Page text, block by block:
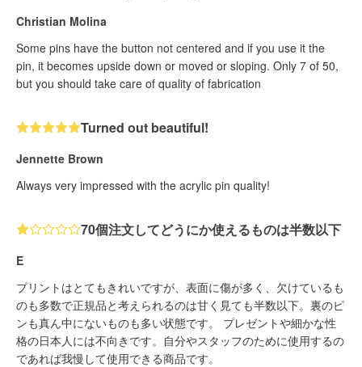
Christian Molina
Some pins have the button not centered and if you use it the
pin, it becomes upside down or moved or sloping. Only 7 of 50,
but you should take care of quality of fabrication
Turned out beautiful!
Jennette Brown
Always very impressed with the acrylic pin quality!
70個注文してどうにか使えるものは半数以下
E
プリントはとてもきれいですが、表面に傷が多く、欠けているも
のも多数で正規品と考えられるのは甘く見ても半数以下。裏のピ
ンも真ん中にないものも多い状態です。 プレゼントや細かな性
格の日本人には不向きです。自分やスタッフのために使用するの
であれば我慢して使用できる商品です。